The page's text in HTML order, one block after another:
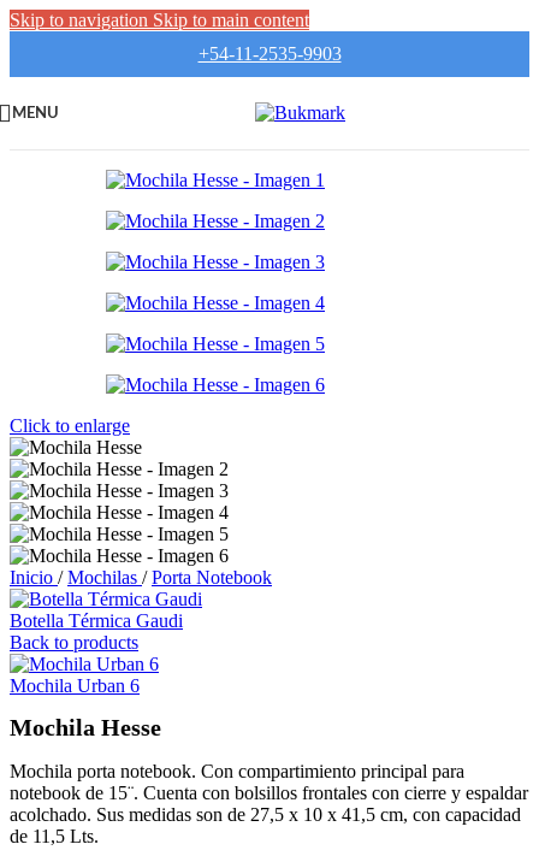
Skip to navigation Skip to main content
+54-11-2535-9903
MENU
Click to enlarge
Inicio / Mochilas / Porta Notebook
Botella Térmica Gaudi
Back to products
Mochila Urban 6
Mochila Hesse
Mochila porta notebook. Con compartimiento principal para
notebook de 15¨. Cuenta con bolsillos frontales con cierre y espaldar
acolchado. Sus medidas son de 27,5 x 10 x 41,5 cm, con capacidad
de 11,5 Lts.